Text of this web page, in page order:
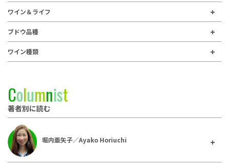
ワイン＆ライフ
ブドウ品種
ワイン種類
Columnist
著者別に読む
堀内亜矢子／Ayako Horiuchi